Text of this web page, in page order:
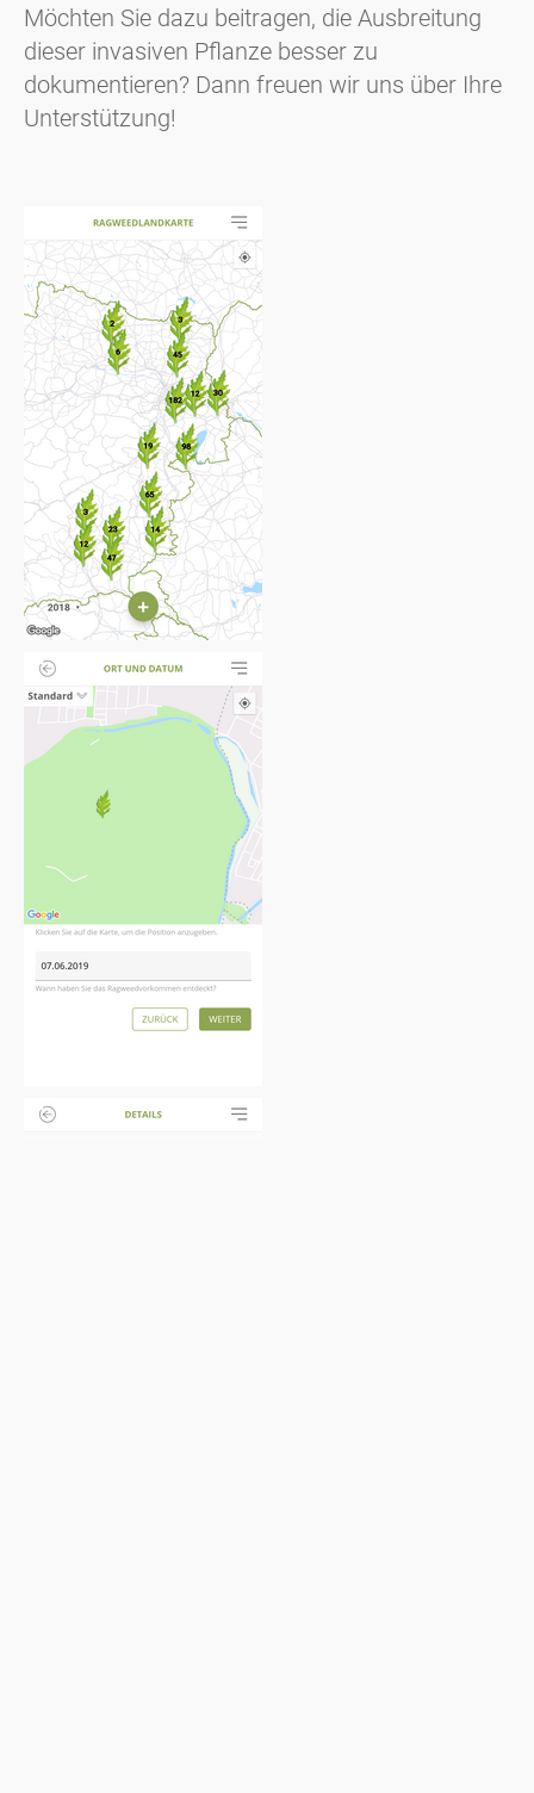
Möchten Sie dazu beitragen, die Ausbreitung
dieser invasiven Pflanze besser zu
dokumentieren? Dann freuen wir uns über Ihre
Unterstützung!